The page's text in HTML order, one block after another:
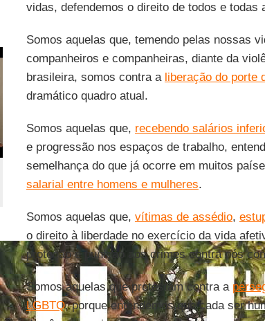
vidas, defendemos o direito de todos e todas
Somos aquelas que, temendo pelas nossas
companheiros e companheiras, diante da
brasileira, somos contra a liberação do porte
dramático quadro atual.
Somos aquelas que, recebendo salários
e progressão nos espaços de trabalho,
semelhança do que já ocorre em muitos
salarial entre homens e mulheres.
Somos aquelas que, vítimas de assédio,
o direito à liberdade no exercício da vida
proteção e punição aos crimes contra nós
Somos aquelas que protestam contra a
LGBTQ, porque entendemos que cada ser